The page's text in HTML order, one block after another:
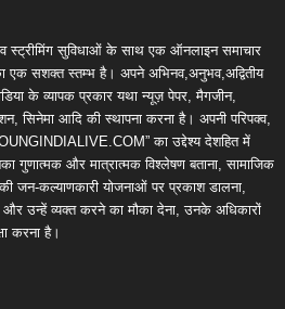
स्ट्रीमिंग सुविधाओं के साथ एक ऑनलाइन समाचार
एक सशक्त स्तम्भ है। अपने अभिनव,अनुभव,अद्वितीय
के व्यापक प्रकार यथा न्यूज़ पेपर, मैगजीन,
सिनेमा आदि की स्थापना करना है। अपनी परिपक्व,
का उद्देश्य देशहित में
गुणात्मक और मात्रात्मक विश्लेषण बताना, सामाजिक
जन-कल्याणकारी योजनाओं पर प्रकाश डालना,
और उन्हें व्यक्त करने का मौका देना, उनके अधिकारों
करना है।